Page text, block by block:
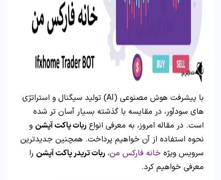
با پیشرفت هوش مصنوعی (AI) تولید سیگنال و استراتژی
های سودآور، در مقایسه با گذشته بسیار آسان تر شده
است. در مقاله امروز، به معرفی انواع ربات پاکت آپشن و
نحوه استفاده از آن خواهیم پرداخت. همچنین جدیدترین
سرویس ویژه خانه فارکس من، ربات تریدر پاکت آپشن را
معرفی خواهیم کرد.